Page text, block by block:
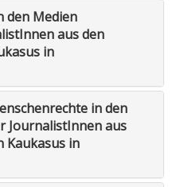
den Medien
aus den
in
in den
JournalistInnen aus
Kaukasus in